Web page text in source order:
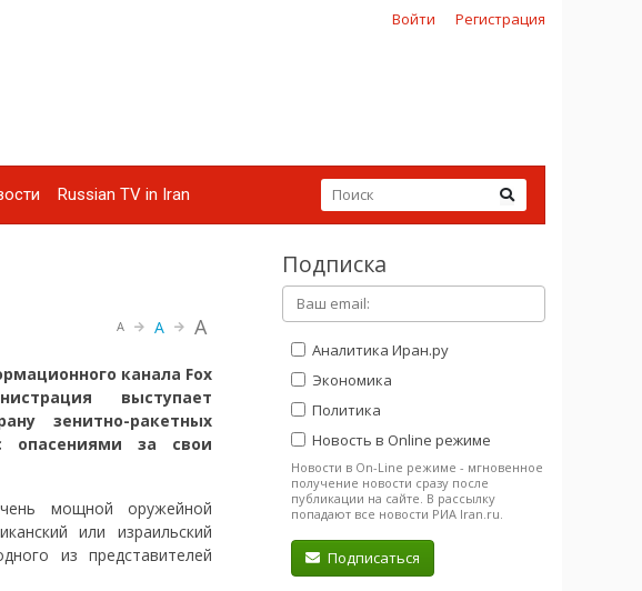
Войти Регистрация
Russian TV in Iran
A A A
канала Fox
выступает
зенитно-ракетных
опасениями за свои
мощной оружейной
или израильский
из представителей
Подписка
Аналитика Иран.ру
Экономика
Политика
Новость в Online режиме
Новости в On-Line режиме - мгновенное
получение новости сразу после
публикации на сайте. В рассылку
попадают все новости РИА Iran.ru.
Подписаться